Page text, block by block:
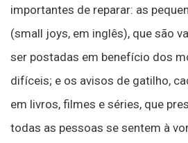
importantes de reparar: as
(small joys, em inglês), que são
ser postadas em benefício dos
difíceis; e os avisos de gatilho,
em livros, filmes e séries, que
todas as pessoas se sentem à